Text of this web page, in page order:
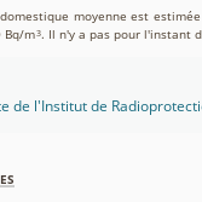
moyenne est
Bq/m3. Il n'y a pas pour l'instant
de l'Institut de